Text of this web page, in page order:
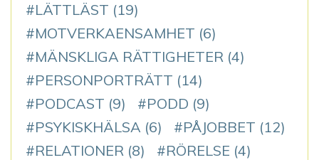
LÄTTLÄST (19)
MOTVERKAENSAMHET (6)
MÄNSKLIGA RÄTTIGHETER (4)
PERSONPORTRÄTT (14)
PODCAST (9) PODD (9)
PSYKISKHÄLSA (6) PÅJOBBET (12)
RELATIONER (8) RÖRELSE (4)